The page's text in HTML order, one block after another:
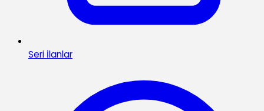
Seri İlanlar